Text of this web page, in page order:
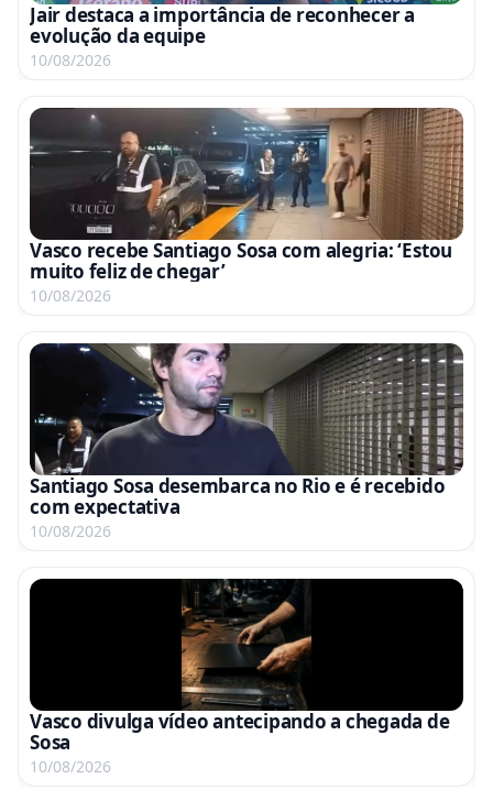
Jair destaca a importância de reconhecer a
evolução da equipe
10/08/2026
Vasco recebe Santiago Sosa com alegria: ‘Estou
muito feliz de chegar’
10/08/2026
Santiago Sosa desembarca no Rio e é recebido
com expectativa
10/08/2026
Vasco divulga vídeo antecipando a chegada de
Sosa
10/08/2026